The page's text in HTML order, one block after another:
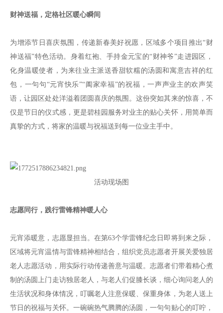
财神送福，定格社区暖心瞬间
为增添节日喜庆氛围，传递新春美好祝愿，区域多个项目推出“财
神送福”特色活动。身着红袍、手持金元宝的“财神爷”走进园区，
化身温暖使者，为来往业主派送香甜软糯的汤圆和寓意吉祥的红
包，一句句“元宵快乐”“阖家幸福”的祝福，一声声业主的欢声笑
语，让园区处处洋溢着团圆喜庆的氛围。这份突如其来的惊喜，不
仅是节日的仪式感，更是碧桂园服务对业主的贴心关怀，用简单而
真挚的方式，将家的温暖与祝福送到每一位业主手中。
活动现场图
志愿同行，践行雷锋精神暖人心
元宵添暖意，志愿显担当。在第63个学雷锋纪念日即将到来之际，
区域将元宵温情与雷锋精神相结合，组织党员志愿者开展关爱独居
老人志愿活动，用实际行动传递善意与温暖。志愿者们带着精心煮
制的汤圆上门走访独居老人，与老人们促膝长谈，细心询问老人的
生活状况和身体情况，叮嘱老人注意保暖、保重身体，为老人送上
节日的祝福与关怀。一碗碗热气腾腾的汤圆，一句句贴心的叮咛，